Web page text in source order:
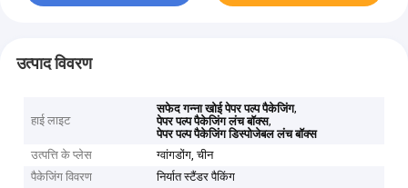
उत्पाद विवरण
हाई लाइट
सफेद गन्ना खोई पेपर पल्प पैकेजिंग,
पेपर पल्प पैकेजिंग लंच बॉक्स,
पेपर पल्प पैकेजिंग डिस्पोजेबल लंच बॉक्स
उत्पत्ति के प्लेस
ग्वांगडोंग, चीन
पैकेजिंग विवरण
निर्यात स्टैंडर पैकिंग